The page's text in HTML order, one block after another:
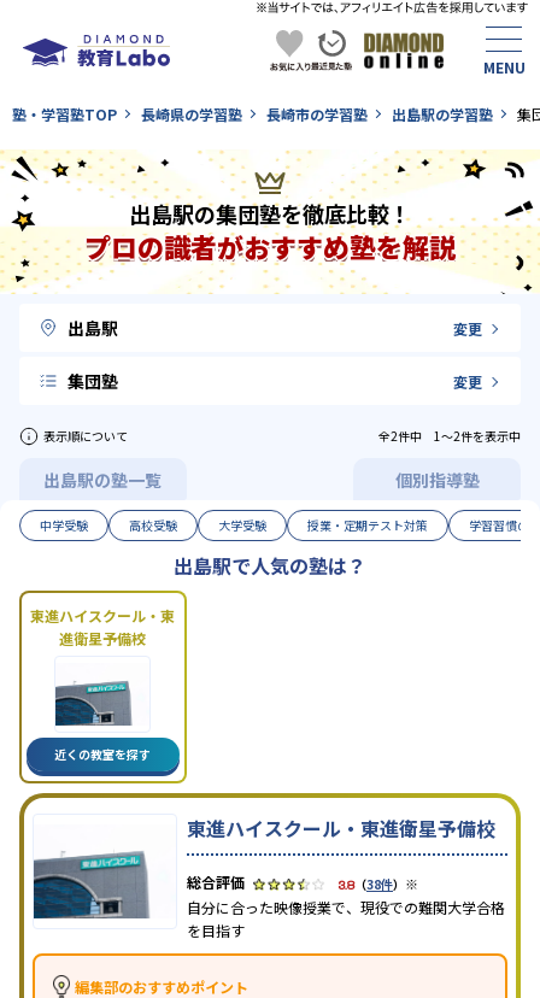
塾・学習塾TOP 長崎県の学習塾 長崎市の学習塾 出島駅の学習塾 集
出島駅の集団塾を徹底比較！
プロの識者がおすすめ塾を解説
出島駅 変更
集団塾 変更
表示順について 全2件中 1〜2件を表示中
出島駅の塾一覧 個別指導塾
中学受験 高校受験 大学受験 授業・定期テスト対策 学習習慣の
出島駅で人気の塾は？
東進ハイスクール・東
進衛星予備校
近くの教室を探す
東進ハイスクール・東進衛星予備校
3.8（38件） ※
自分に合った映像授業で、現役での難関大学合格
を目指す
編集部のおすすめポイント